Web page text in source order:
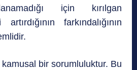
için kırılgan
farkındalığının
bir sorumluluktur. Bu